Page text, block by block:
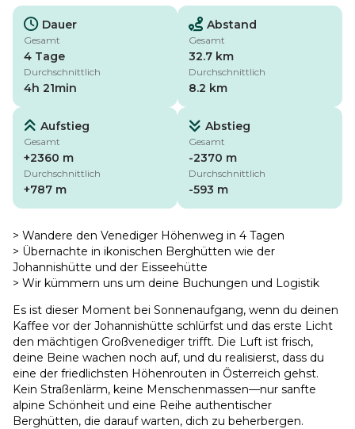
Dauer
Gesamt
4 Tage
Durchschnittlich
4h 21min
Abstand
Gesamt
32.7 km
Durchschnittlich
8.2 km
Aufstieg
Gesamt
+2360 m
Durchschnittlich
+787 m
Abstieg
Gesamt
-2370 m
Durchschnittlich
-593 m
> Wandere den Venediger Höhenweg in 4 Tagen
> Übernachte in ikonischen Berghütten wie der
Johannishütte und der Eisseehütte
> Wir kümmern uns um deine Buchungen und Logistik
Es ist dieser Moment bei Sonnenaufgang, wenn du deinen
Kaffee vor der Johannishütte schlürfst und das erste Licht
den mächtigen Großvenediger trifft. Die Luft ist frisch,
deine Beine wachen noch auf, und du realisierst, dass du
eine der friedlichsten Höhenrouten in Österreich gehst.
Kein Straßenlärm, keine Menschenmassen—nur sanfte
alpine Schönheit und eine Reihe authentischer
Berghütten, die darauf warten, dich zu beherbergen.